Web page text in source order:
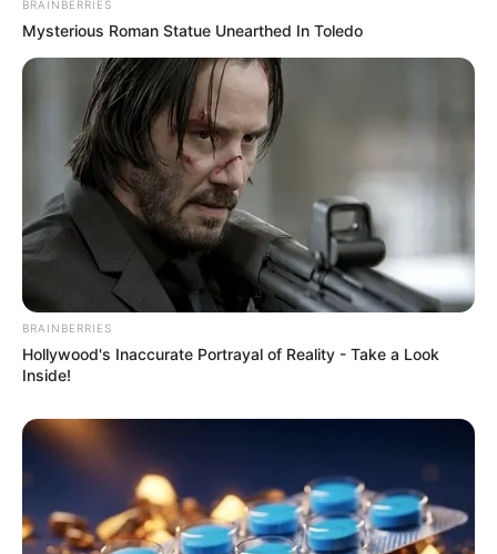
BRAINBERRIES
Mysterious Roman Statue Unearthed In Toledo
BRAINBERRIES
Hollywood's Inaccurate Portrayal of Reality - Take a Look
Inside!